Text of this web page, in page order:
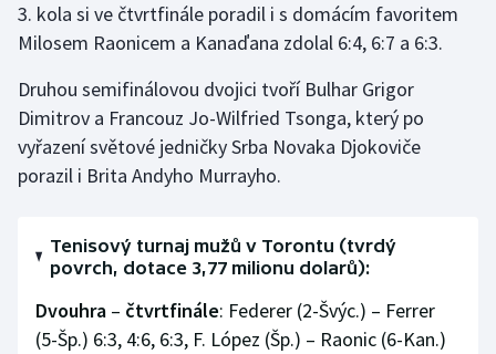
Judo
Lezení
Lyže a snowboard
Motorsport
Olympijské hry
3. kola si ve čtvrtfinále poradil i s domácím favoritem
Milosem Raonicem a Kanaďana zdolal 6:4, 6:7 a 6:3.
Druhou semifinálovou dvojici tvoří Bulhar Grigor
Dimitrov a Francouz Jo-Wilfried Tsonga, který po
vyřazení světové jedničky Srba Novaka Djokoviče
porazil i Brita Andyho Murrayho.
Tenisový turnaj mužů v Torontu (tvrdý
povrch, dotace 3,77 milionu dolarů):
Dvouhra – čtvrtfinále: Federer (2-Švýc.) – Ferrer
(5-Šp.) 6:3, 4:6, 6:3, F. López (Šp.) – Raonic (6-Kan.)